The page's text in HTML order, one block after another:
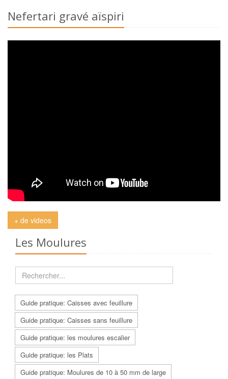
Nefertari gravé aïspiri
+ de videos
Les Moulures
Guide pratique: Caisses avec feuillure
Guide pratique: Caisses sans feuillure
Guide pratique: les moulures escalier
Guide pratique: les Plats
Guide pratique: Moulures de 10 à 50 mm de large